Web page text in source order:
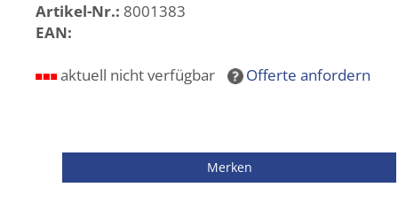
Artikel-Nr.: 8001383
EAN:
aktuell nicht verfügbar Offerte anfordern